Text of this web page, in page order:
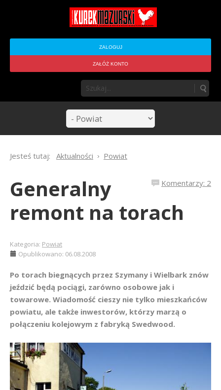
ZALOGUJ
ZAŁÓŻ KONTO
Jesteś tutaj: Aktualności Powiat
Komentarzy: 2
Generalny
remont na torach
Kategoria: Powiat
Opublikowano: 06.08.2008
Po torach biegnących przez Szymany i Wielbark znów
jeździć będą pociągi, zarówno osobowe jak i
towarowe. Wiadomość cieszy nie tylko mieszkańców
powiatu, ale także inwestorów, którzy marzą o
połączeniu kolejowym z fabryką Swedwood.